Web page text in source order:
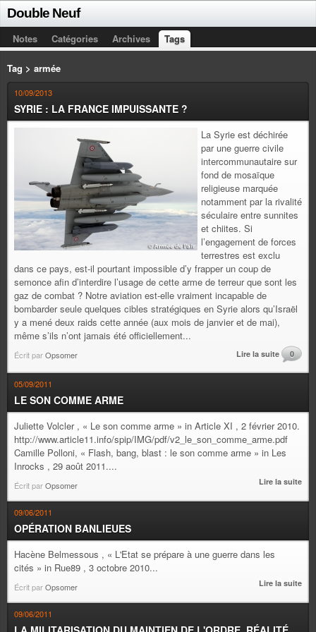
Double Neuf
Notes Catégories Archives Tags
Tag > armée
10/09/2013
SYRIE : LA FRANCE IMPUISSANTE ?
La Syrie est déchirée
par une guerre civile
intercommunautaire sur
fond de mosaïque
religieuse marquée
notamment par la rivalité
séculaire entre sunnites
et chiites. Si
l’engagement de forces
terrestres est exclu
dans ce pays, est-il pourtant impossible d’y frapper un coup de
semonce afin d’interdire l’usage de cette arme de terreur que sont les
gaz de combat ? Notre aviation est-elle vraiment incapable de
bombarder seule quelques cibles stratégiques en Syrie alors qu’Israël
y a mené deux raids cette année (aux mois de janvier et de mai),
même s’ils n’ont jamais été officiellement...
Écrit parOpsomer Lire la suite 0
05/09/2011
LE SON COMME ARME
Juliette Volcler , « Le son comme arme » in Article XI , 2 février 2010.
http://www.article11.info/spip/IMG/pdf/v2_le_son_comme_arme.pdf
Camille Polloni, « Flash, bang, blast : le son comme arme » in Les
Inrocks , 29 août 2011....
Écrit parOpsomer Lire la suite
09/06/2011
OPÉRATION BANLIEUES
Hacène Belmessous , « L'Etat se prépare à une guerre dans les
cités » in Rue89 , 3 octobre 2010...
Écrit parOpsomer Lire la suite
09/06/2011